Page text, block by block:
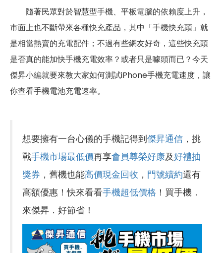
隨著民眾對於智慧型手機、平板電腦的依賴度上升，
市面上也不斷帶來各種快充產品，其中「手機快充頭」就
是相當熱賣的充電配件；不過有些網友好奇，這些快充頭
是否真的能加快手機充電效率？或者只是噱頭而已？今天
傑昇小編就要來教大家如何測試iPhone手機充電速度，讓
你查看手機電池充電速率。
想要擁有一台心儀的手機記得到 傑昇通信 ，挑
戰手機市場最低價再享會員尊榮好康及好禮抽
獎券 ，舊機也能高價現金回收 ， 門號續約還有
高額優惠！快來看看手機超低價格 ！買手機．
來傑昇．好節省！